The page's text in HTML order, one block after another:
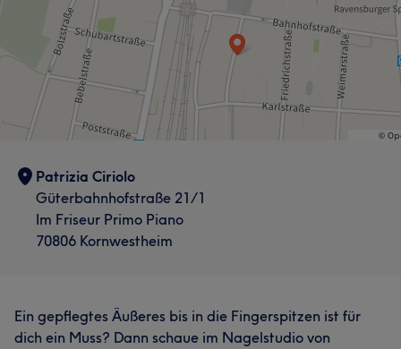
Patrizia Ciriolo
Güterbahnhofstraße 21/1
Im Friseur Primo Piano
70806 Kornwestheim
Ein gepflegtes Äußeres bis in die Fingerspitzen ist für
dich ein Muss? Dann schaue im Nagelstudio von